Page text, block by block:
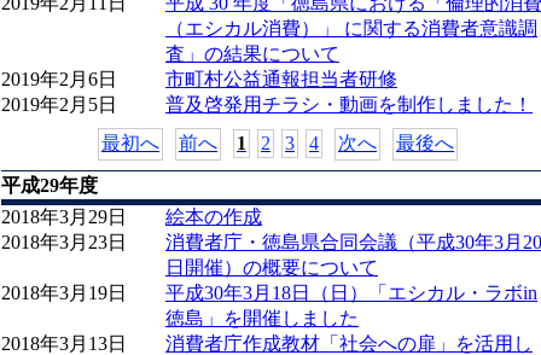
（エシカル消費）」 に関する消費者意識調
査」の結果について
2019年2月6日
市町村公益通報担当者研修
2019年2月5日
普及啓発用チラシ・動画を制作しました！
最初へ
前へ 1 2 3 4 次へ 最後へ
平成29年度
2018年3月29日
絵本の作成
2018年3月23日
消費者庁・徳島県合同会議（平成30年3月20
日開催）の概要について
2018年3月19日
平成30年3月18日（日）「エシカル・ラボin
徳島」を開催しました
2018年3月13日
消費者庁作成教材「社会への扉」を活用し